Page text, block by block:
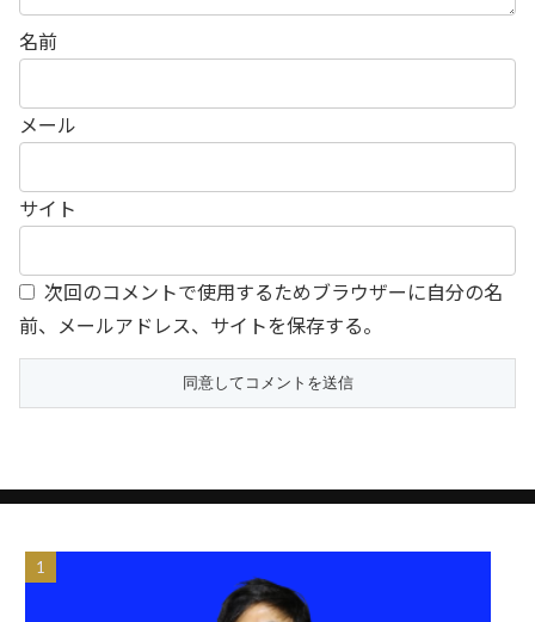
名前
メール
サイト
次回のコメントで使用するためブラウザーに自分の名
前、メールアドレス、サイトを保存する。